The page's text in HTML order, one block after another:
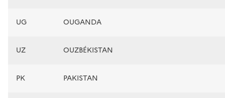
UG OUGANDA
UZ OUZBÉKISTAN
PK PAKISTAN